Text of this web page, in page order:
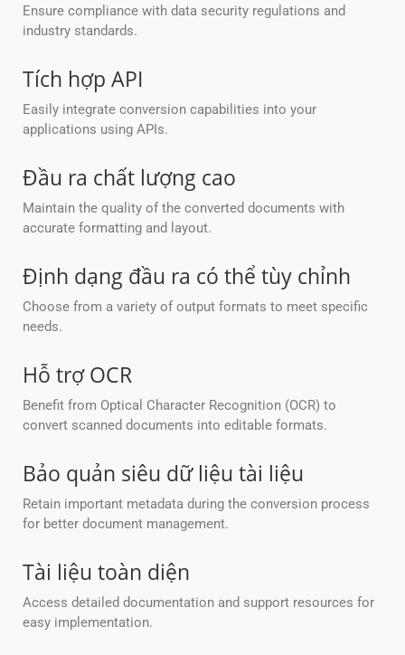
Ensure compliance with data security regulations and
industry standards.
Tích hợp API
Easily integrate conversion capabilities into your
applications using APIs.
Đầu ra chất lượng cao
Maintain the quality of the converted documents with
accurate formatting and layout.
Định dạng đầu ra có thể tùy chỉnh
Choose from a variety of output formats to meet specific
needs.
Hỗ trợ OCR
Benefit from Optical Character Recognition (OCR) to
convert scanned documents into editable formats.
Bảo quản siêu dữ liệu tài liệu
Retain important metadata during the conversion process
for better document management.
Tài liệu toàn diện
Access detailed documentation and support resources for
easy implementation.